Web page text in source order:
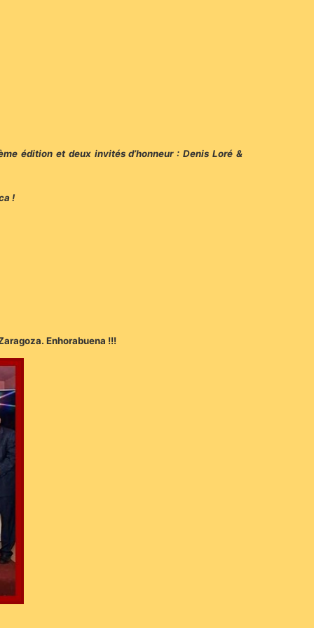
édition et deux invités d’honneur : Denis Loré &
!
Enhorabuena !!!